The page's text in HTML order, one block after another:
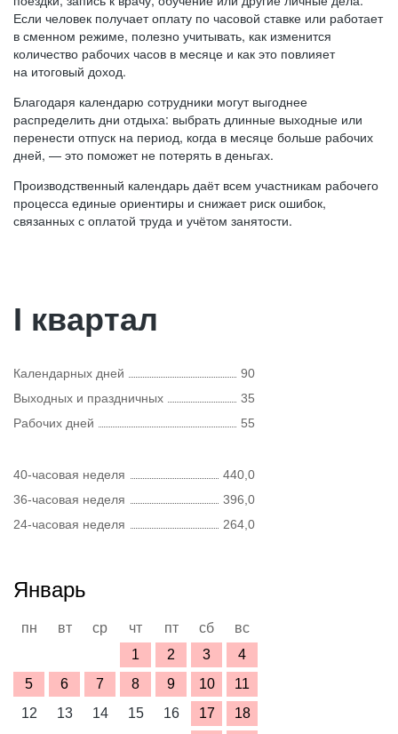
Если человек получает оплату по часовой ставке или работает
в сменном режиме, полезно учитывать, как изменится
количество рабочих часов в месяце и как это повлияет
на итоговый доход.
Благодаря календарю сотрудники могут выгоднее
распределить дни отдыха: выбрать длинные выходные или
перенести отпуск на период, когда в месяце больше рабочих
дней, — это поможет не потерять в деньгах.
Производственный календарь даёт всем участникам рабочего
процесса единые ориентиры и снижает риск ошибок,
связанных с оплатой труда и учётом занятости.
I квартал
Календарных дней
90
Выходных и праздничных
35
Рабочих дней
55
40-часовая неделя
440,0
36-часовая неделя
396,0
24-часовая неделя
264,0
Январь
пн вт ср чт пт сб
вс
1
2 3
4
5
6 7 8 9 10
11
12
13 14 15 16 17
18